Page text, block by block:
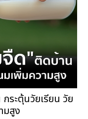
ระตุ้นวัยเรียน วัย
มสูง